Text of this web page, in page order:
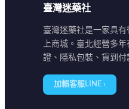
臺灣迷藥社
臺灣迷藥社是一家具
上商城。臺北經營多
證、隱私包裝、貨到付
加賴客服LINE ›